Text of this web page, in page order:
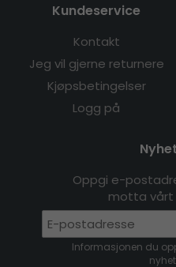
Kundeservice
Kontakt
Jeg vil gjerne returnere
Kjøpsbetingelser
Logg på
Oppgi e-
motta vårt
Informasjonen du